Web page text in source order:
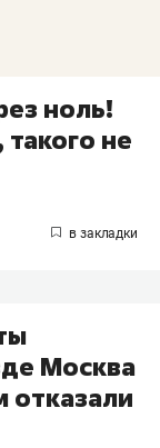
ноль!
не
Москва
отказали